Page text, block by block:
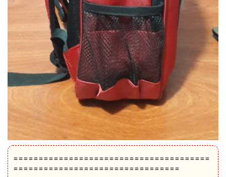
=======================================
=================================